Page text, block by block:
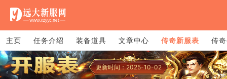
主页 任务介绍 装备道具 文章中心 传奇新服表 传
更新时间：2025-10-02